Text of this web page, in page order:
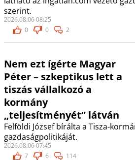
szerint.
2026.08.06 08:25
0
0 2
Nem ezt ígérte Magyar
Péter – szkeptikus lett a
tiszás vállalkozó a
kormány
„teljesítményét” látván
Felföldi József bírálta a Tisza-
gazdaságpolitikáját.
2026.08.06 07:45
7
6 114